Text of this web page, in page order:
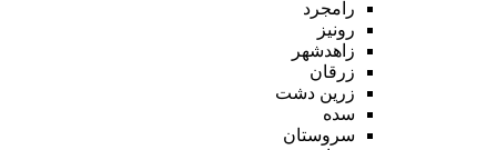
رامجرد
رونیز
زاهدشهر
زرقان
زرین دشت
سده
سروستان